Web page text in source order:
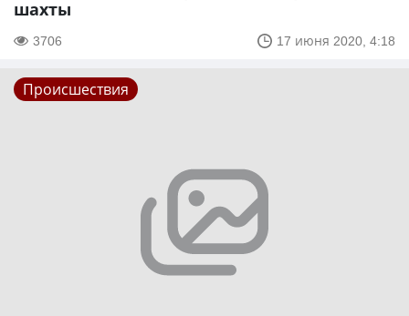
шахты
3706 17 июня 2020, 4:18
Происшествия